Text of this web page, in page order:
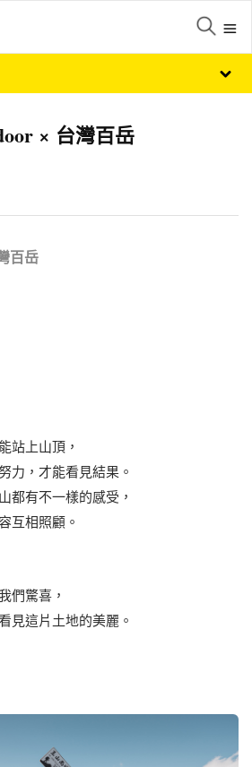
× 台灣百岳
百岳
站上山頂，
力，才能看見結果。
都有不一樣的感受，
互相照顧。
們驚喜，
見這片土地的美麗。